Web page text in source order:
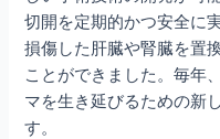
切開を定期的かつ安全に
損傷した肝臓や腎臓を置
ことができました。毎年
マを生き延びるための新
す。